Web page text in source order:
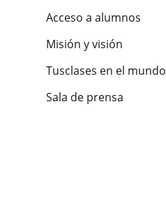
Acceso a alumnos
Misión y visión
Tusclases en el mundo
Sala de prensa